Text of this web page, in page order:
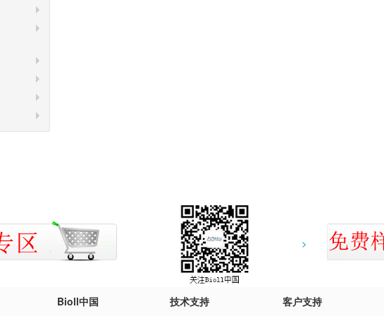
>
Bioll中国 技术支持 客户支持